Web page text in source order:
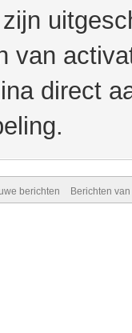
van
direct
berichten Berichten